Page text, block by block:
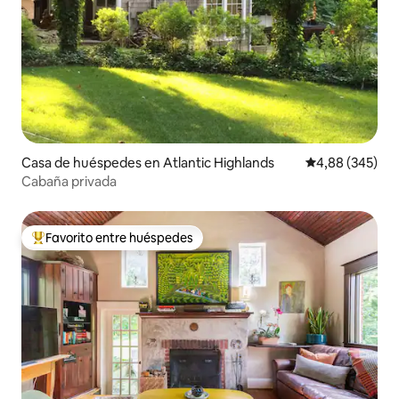
Casa de huéspedes en Atlantic Highlands Calificación
4,88 (345)
Cabaña privada
Favorito entre los huéspedes más destacados
Favorito entre huéspedes